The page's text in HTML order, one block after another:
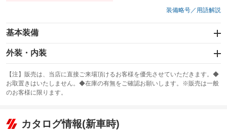
装備略号／用語解説
基本装備
エアバッグ：運転席/助手席/サイド
：装備あり
：装備あり
サンルーフ
：装備あり ABS
リフトアップ
：装備なし
外装・内装
カーナビ：メモリーナビ他
：装備あり
TV：フルセグ
：装備あり
ビジュアル
：装備なし
【注】販売は、当店に直接ご来場頂けるお客様を優先させていただきます。◆
お取置きはいたしません。◆在庫の有無をご確認お願いします。※販売は一般
のお客様に限ります。
カタログ情報(新車時)